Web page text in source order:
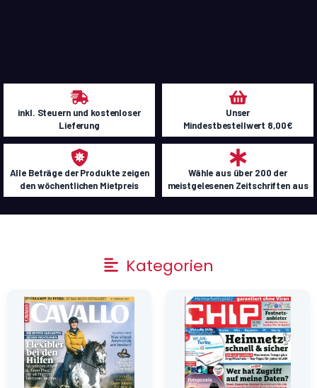
inkl. Steuern und kostenloser
Lieferung
Unser
Mindestbestellwert 8,00€
Alle Beträge der Produkte zeigen
den wöchentlichen Mietpreis
Wähle aus über 200 der
meistgelesenen Zeitschriften aus
Main
Menu
Kategorien
Ursprünglicher
Preis
war:
6,50 €
Aktueller
Preis
ist:
1,10 €.
Ursprünglicher
Preis
war:
9,95 €
Aktueller
Preis
ist:
1,65 €.